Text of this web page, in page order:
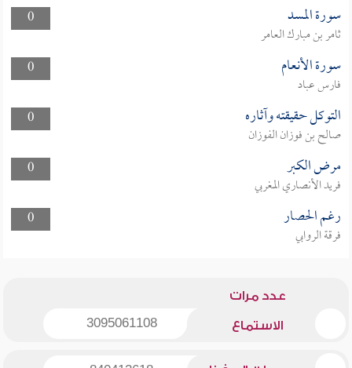
0 سورة المسد
ثامر بن مبارك العامر
0
سورة الأنعام
فارس عباد
0
التوكل حقيقته وآثاره
صالح بن فوزان الفوزان
0
مرض الكبر
فريد الأنصاري المغربي
0
رغم الحصار
فرقة الروابي
عدد مرات
الاستماع 3095061108